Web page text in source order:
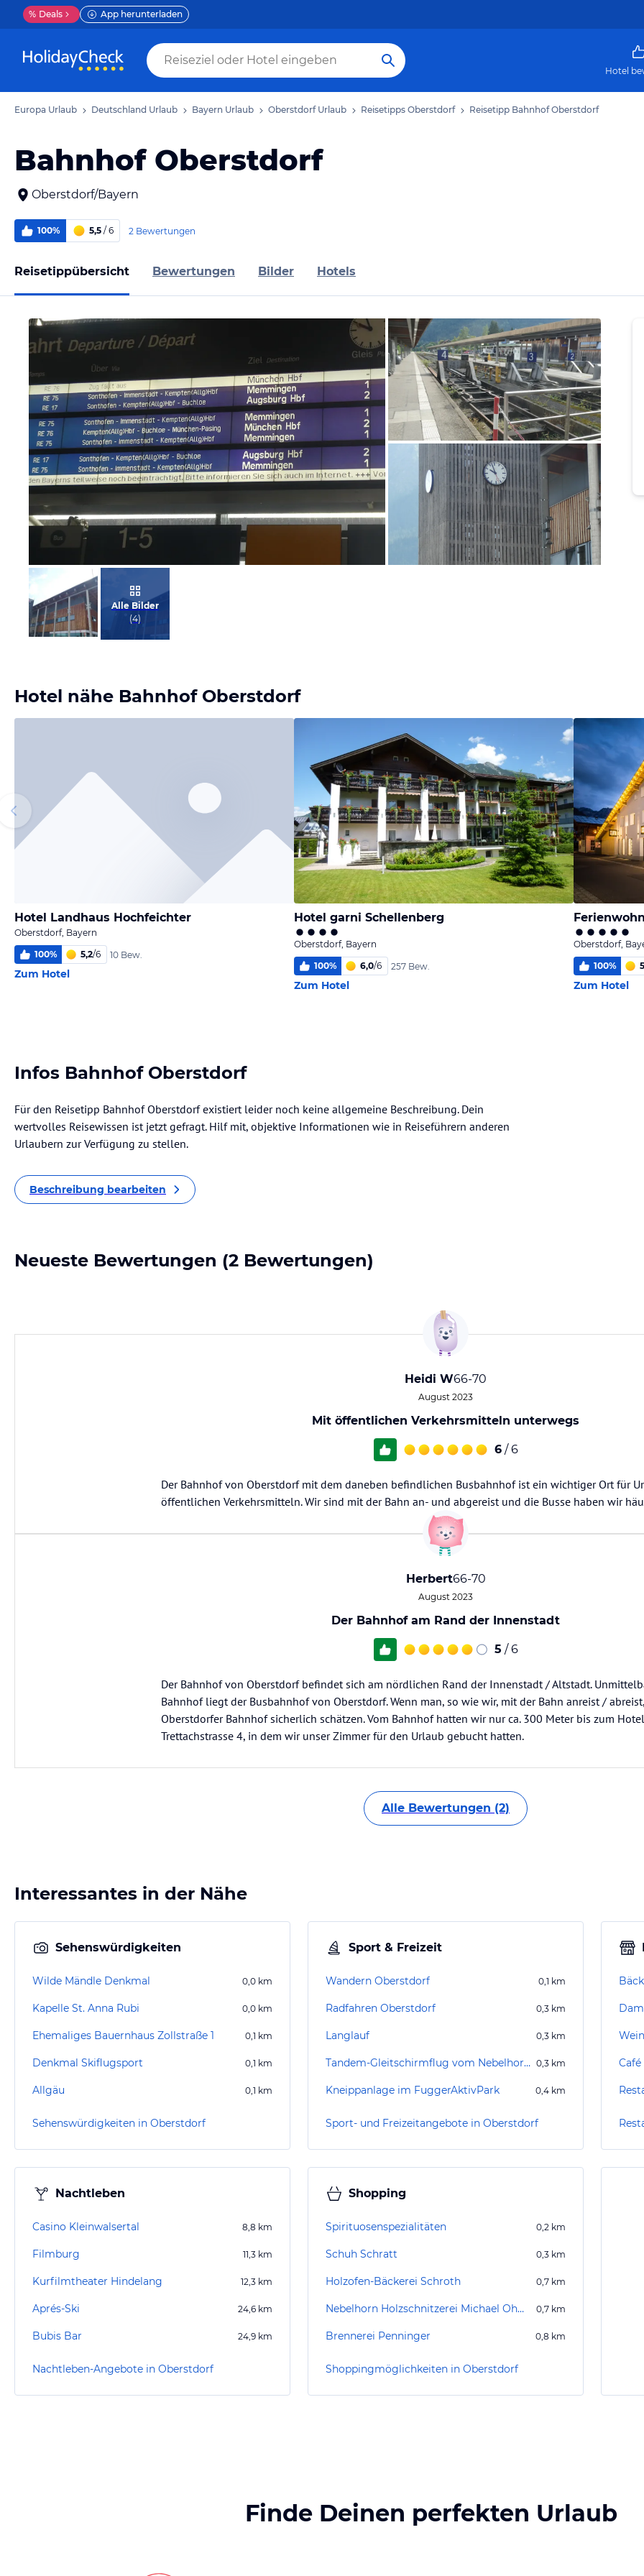
% Deals App herunterladen
Hotel
Europa Urlaub Deutschland Urlaub Bayern Urlaub Oberstdorf Urlaub Reisetipps Oberstdorf Reisetipp Bahnhof Oberstdorf
Bahnhof Oberstdorf
Oberstdorf/Bayern
100% 5,5 / 6 2 Bewertungen
Reisetippübersicht Bewertungen Bilder Hotels
Bild melden
von Heidi W
Bild melden
von Heidi W
Alle Bilder
(4)
Hotel nähe Bahnhof Oberstdorf
Hotel Landhaus Hochfeichter
Oberstdorf, Bayern
100% 5,2/6 10 Bew.
Zum Hotel
Hotel garni Schellenberg
Oberstdorf, Bayern
100% 6,0/6 257 Bew.
Zum Hotel
Oberstdorf,
100%
Zum Hotel
Infos Bahnhof Oberstdorf
Für den Reisetipp Bahnhof Oberstdorf existiert leider noch keine allgemeine Beschreibung. Dein
wertvolles Reisewissen ist jetzt gefragt. Hilf mit, objektive Informationen wie in Reiseführern anderen
Urlaubern zur Verfügung zu stellen.
Beschreibung bearbeiten
Neueste Bewertungen (2 Bewertungen)
Heidi W66-70
August 2023
Mit öffentlichen Verkehrsmitteln unterwegs
6 / 6
Der Bahnhof von Oberstdorf mit dem daneben befindlichen Busbahnhof ist ein wichtiger Ort für
öffentlichen Verkehrsmitteln. Wir sind mit der Bahn an- und abgereist und die Busse haben wir
Herbert66-70
August 2023
Der Bahnhof am Rand der Innenstadt
5 / 6
Der Bahnhof von Oberstdorf befindet sich am nördlichen Rand der Innenstadt / Altstadt.
Bahnhof liegt der Busbahnhof von Oberstdorf. Wenn man, so wie wir, mit der Bahn anreist /
Oberstdorfer Bahnhof sicherlich schätzen. Vom Bahnhof hatten wir nur ca. 300 Meter bis zum
Trettachstrasse 4, in dem wir unser Zimmer für den Urlaub gebucht hatten.
Alle Bewertungen (2)
Interessantes in der Nähe
Sehenswürdigkeiten
Wilde Mändle Denkmal 0,0 km
Kapelle St. Anna Rubi 0,0 km
Ehemaliges Bauernhaus Zollstraße 1 0,1 km
Denkmal Skiflugsport 0,1 km
Allgäu 0,1 km
Sehenswürdigkeiten in Oberstdorf
Sport & Freizeit
Wandern Oberstdorf 0,1 km
Radfahren Oberstdorf 0,3 km
Langlauf 0,3 km
Tandem-Gleitschirmflug vom Nebelhorngipfel 0,3 km
Kneippanlage im FuggerAktivPark 0,4 km
Sport- und Freizeitangebote in Oberstdorf
Nachtleben
Casino Kleinwalsertal 8,8 km
Filmburg 11,3 km
Kurfilmtheater Hindelang 12,3 km
Aprés-Ski 24,6 km
Bubis Bar 24,9 km
Nachtleben-Angebote in Oberstdorf
Shopping
Spirituosenspezialitäten 0,2 km
Schuh Schratt 0,3 km
Holzofen-Bäckerei Schroth 0,7 km
Nebelhorn Holzschnitzerei Michael Ohmayer 0,7 km
Brennerei Penninger 0,8 km
Shoppingmöglichkeiten in Oberstdorf
Finde Deinen perfekten Urlaub